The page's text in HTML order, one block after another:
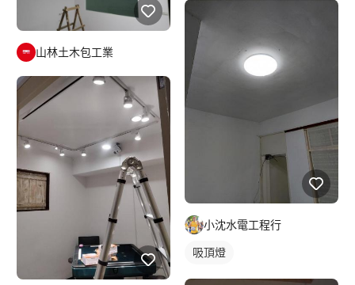
山林土木包工業
小沈水電工程行
吸頂燈